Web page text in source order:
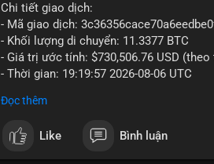
Chi tiết giao dịch:
- Mã giao dịch:
- Khối lượng di chuyển: 11.3377 BTC
- Giá trị ước tính: $730,506.76 USD (theo
- Thời gian: 19:19:57 2026-08-06 UTC
Giao dịch 11.3377 BTC trị giá hơn 730
phải dòng tiền tổ chức khổng lồ. Hành
phản ánh hai kịch bản: hoặc cá voi
Đọc thêm
Like Bình luận